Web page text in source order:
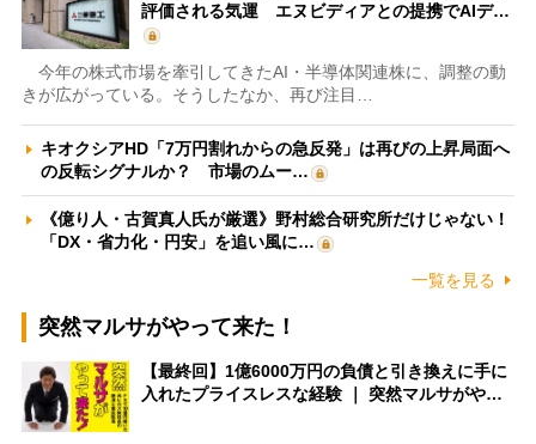
評価される気運 エヌビディアとの提携でAIデ…
今年の株式市場を牽引してきたAI・半導体関連株に、調整の動
きが広がっている。そうしたなか、再び注目…
キオクシアHD「7万円割れからの急反発」は再びの上昇局面へ
の反転シグナルか？ 市場のムー…
《億り人・古賀真人氏が厳選》野村総合研究所だけじゃない！
「DX・省力化・円安」を追い風に…
一覧を見る
突然マルサがやって来た！
【最終回】1億6000万円の負債と引き換えに手に
入れたプライスレスな経験 ｜ 突然マルサがや…